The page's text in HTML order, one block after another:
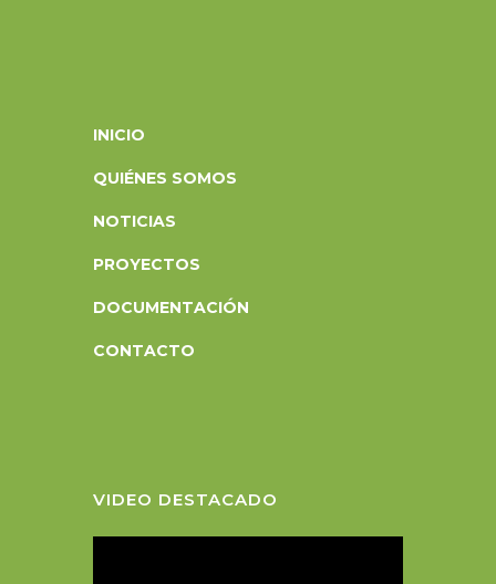
INICIO
QUIÉNES SOMOS
NOTICIAS
PROYECTOS
DOCUMENTACIÓN
CONTACTO
VIDEO DESTACADO